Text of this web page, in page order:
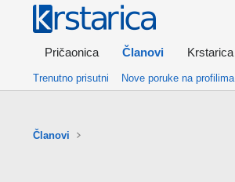
Pričaonica Članovi Krstarica
Trenutno prisutni Nove poruke na profilima
Članovi